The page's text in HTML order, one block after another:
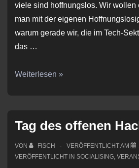
viele sind hoffnungslos. Wir wollen
man mit der eigenen
warum gerade wir, die im Tech-
das …
ChaosCouch
Weiterlesen »
Tag des offenen
VON FISCH VERÖFFENTLICHT AM
VERÖFFENTLICHT IN SOCIALISING